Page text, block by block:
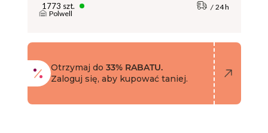
1773 szt.
Polwell
24 h
Otrzymaj do 33% RABATU.
Zaloguj się, aby kupować taniej.